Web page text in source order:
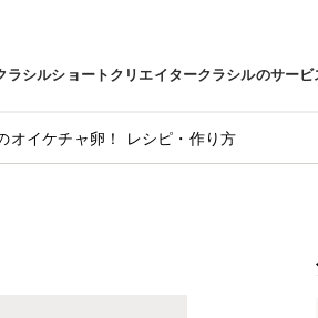
ラシルショートクリエイタークラシルのサービ
オイケチャ卵！ レシピ・作り方